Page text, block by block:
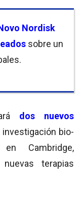
Nordisk
sobre un
dos nuevos
investigación bio-
Cambridge,
terapias